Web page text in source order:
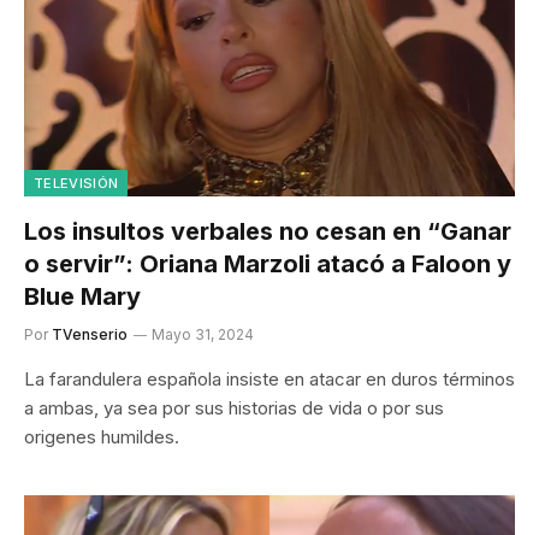
TELEVISIÓN
Los insultos verbales no cesan en “Ganar
o servir”: Oriana Marzoli atacó a Faloon y
Blue Mary
Por TVenserio Mayo 31, 2024
La farandulera española insiste en atacar en duros términos
a ambas, ya sea por sus historias de vida o por sus
origenes humildes.